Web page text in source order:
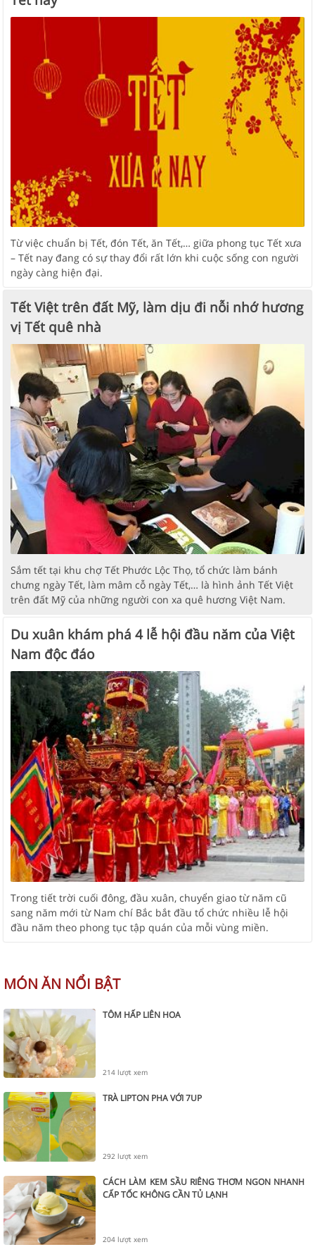
Từ việc chuẩn bị Tết, đón Tết, ăn Tết,… giữa phong tục Tết xưa
– Tết nay đang có sự thay đổi rất lớn khi cuộc sống con người
ngày càng hiện đại.
Tết Việt trên đất Mỹ, làm dịu đi nỗi nhớ hương
vị Tết quê nhà
Sắm tết tại khu chợ Tết Phước Lộc Thọ, tổ chức làm bánh
chưng ngày Tết, làm mâm cỗ ngày Tết,… là hình ảnh Tết Việt
trên đất Mỹ của những người con xa quê hương Việt Nam.
Du xuân khám phá 4 lễ hội đầu năm của Việt
Nam độc đáo
Trong tiết trời cuối đông, đầu xuân, chuyển giao từ năm cũ
sang năm mới từ Nam chí Bắc bắt đầu tổ chức nhiều lễ hội
đầu năm theo phong tục tập quán của mỗi vùng miền.
MÓN ĂN NỔI BẬT
TÔM HẤP LIÊN HOA
214 lượt xem
TRÀ LIPTON PHA VỚI 7UP
292 lượt xem
CÁCH LÀM KEM SẦU RIÊNG THƠM NGON NHANH
CẤP TỐC KHÔNG CẦN TỦ LẠNH
204 lượt xem